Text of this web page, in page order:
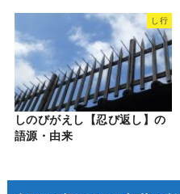
し行
しのびがえし【忍び返し】の
語源・由来